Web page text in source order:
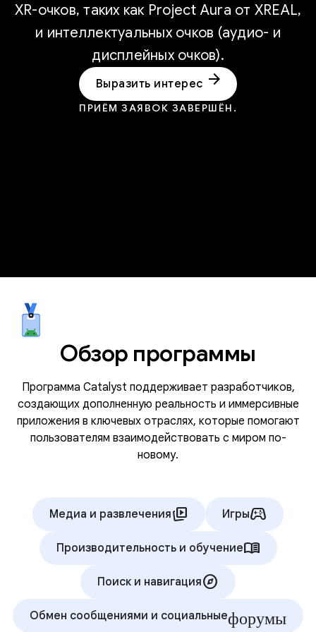
XR-очков, таких как Project Aura от XREAL,
и интеллектуальных очков (аудио- и
дисплейных очков).
Выразить интерес arrow_forward
ПРИЁМ ЗАЯВОК ЗАВЕРШЁН.
Обзор программы
Программа Catalyst поддерживает разработчиков,
создающих дополненную реальность и иммерсивные
приложения в ключевых отраслях, которые помогают
пользователям взаимодействовать с миром по-
новому.
Медиа и развлеченияanimated_images Игрыstadia_controller
Производительность и обучениеmenu_book
Поиск и навигацияexplore
Обмен сообщениями и социальныефорумы